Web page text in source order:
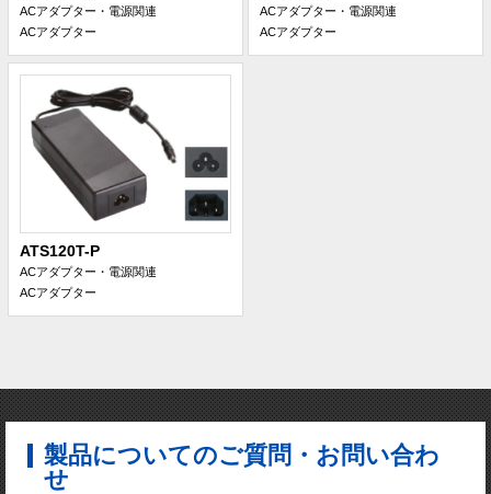
ACアダプター・電源関連
ACアダプター
ACアダプター・電源関連
ACアダプター
ATS120T-P
ACアダプター・電源関連
ACアダプター
製品についてのご質問・お問い合わ
せ